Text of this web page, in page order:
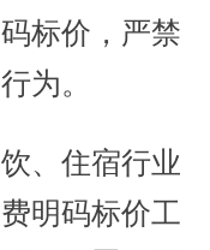
标价，严禁
为。
、住宿行业
明码标价工